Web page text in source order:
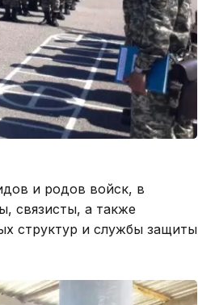
и родов войск, в
связисты, а также
структур и службы защиты